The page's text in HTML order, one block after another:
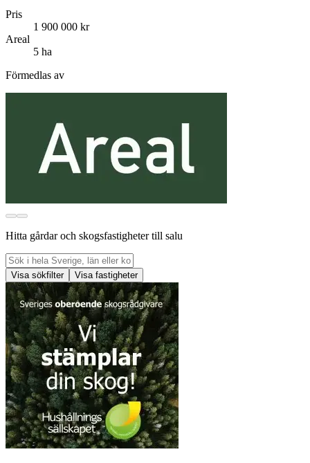
Pris
1 900 000 kr
Areal
5 ha
Förmedlas av
Hitta gårdar och skogsfastigheter till salu
Visa sökfilter Visa fastigheter